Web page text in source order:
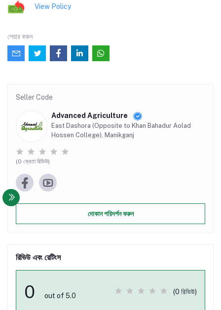
View Policy
শেয়ার করুন
Seller Code
Advanced Agriculture
East Dashora (Opposite to Khan Bahadur Aolad
Hossen College), Manikganj
(0 ক্রেতা রিভিউ)
দোকান পরিদর্শন করুন
রিভিউ এবং রেটিংস
0 out of 5.0
(0 রিভিউ)